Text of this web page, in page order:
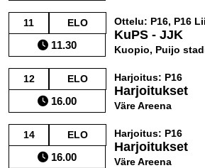
11 ELO
11.30
Ottelu: P16, P16
KuPS - JJK
Kuopio, Puijo
12 ELO
16.00
Harjoitus: P16
Harjoitukset
Väre Areena
14 ELO
16.00
Harjoitus: P16
Harjoitukset
Väre Areena